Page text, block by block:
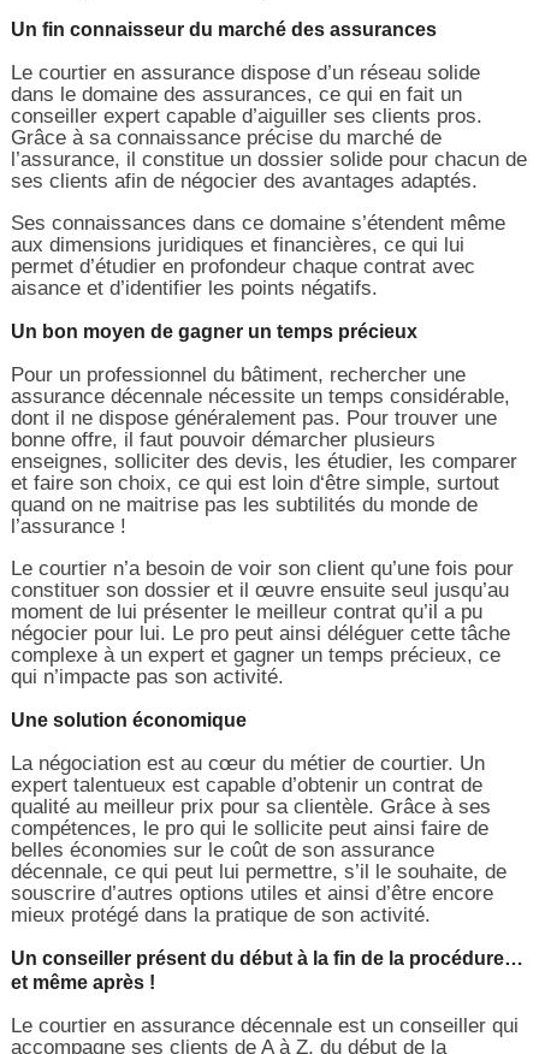
Un fin connaisseur du marché des assurances
Le courtier en assurance dispose d’un réseau solide
dans le domaine des assurances, ce qui en fait un
conseiller expert capable d’aiguiller ses clients pros.
Grâce à sa connaissance précise du marché de
l’assurance, il constitue un dossier solide pour chacun de
ses clients afin de négocier des avantages adaptés.
Ses connaissances dans ce domaine s’étendent même
aux dimensions juridiques et financières, ce qui lui
permet d’étudier en profondeur chaque contrat avec
aisance et d’identifier les points négatifs.
Un bon moyen de gagner un temps précieux
Pour un professionnel du bâtiment, rechercher une
assurance décennale nécessite un temps considérable,
dont il ne dispose généralement pas. Pour trouver une
bonne offre, il faut pouvoir démarcher plusieurs
enseignes, solliciter des devis, les étudier, les comparer
et faire son choix, ce qui est loin d‘être simple, surtout
quand on ne maitrise pas les subtilités du monde de
l’assurance !
Le courtier n’a besoin de voir son client qu’une fois pour
constituer son dossier et il œuvre ensuite seul jusqu’au
moment de lui présenter le meilleur contrat qu’il a pu
négocier pour lui. Le pro peut ainsi déléguer cette tâche
complexe à un expert et gagner un temps précieux, ce
qui n’impacte pas son activité.
Une solution économique
La négociation est au cœur du métier de courtier. Un
expert talentueux est capable d’obtenir un contrat de
qualité au meilleur prix pour sa clientèle. Grâce à ses
compétences, le pro qui le sollicite peut ainsi faire de
belles économies sur le coût de son assurance
décennale, ce qui peut lui permettre, s’il le souhaite, de
souscrire d’autres options utiles et ainsi d’être encore
mieux protégé dans la pratique de son activité.
Un conseiller présent du début à la fin de la procédure…
et même après !
Le courtier en assurance décennale est un conseiller qui
accompagne ses clients de A à Z, du début de la